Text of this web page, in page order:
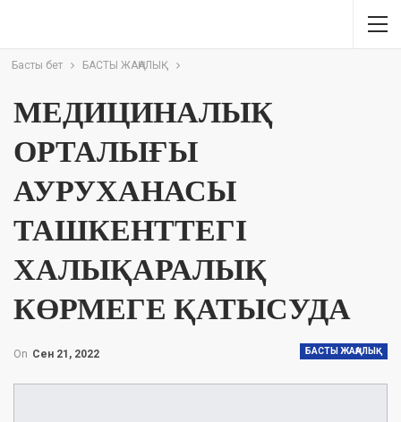
Басты бет БАСТЫ ЖАҢАЛЫҚ
МЕДИЦИНАЛЫҚ
ОРТАЛЫҒЫ
АУРУХАНАСЫ
ТАШКЕНТТЕГІ
ХАЛЫҚАРАЛЫҚ
КӨРМЕГЕ ҚАТЫСУДА
БАСТЫ ЖАҢАЛЫҚ
On Сен 21, 2022